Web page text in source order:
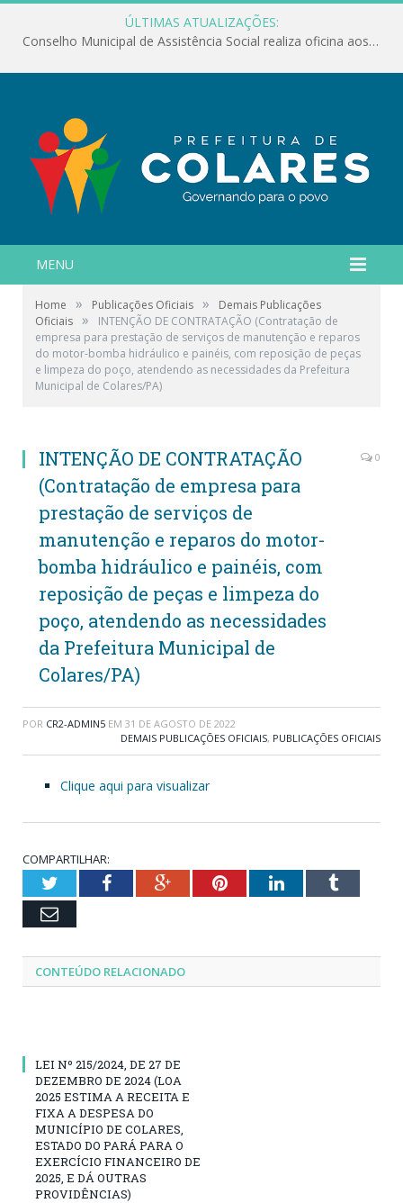
ÚLTIMAS ATUALIZAÇÕES:
Conselho Municipal de Assistência Social realiza oficina aos servidores
MENU
Home » Publicações Oficiais »
Demais Publicações
Oficiais »
INTENÇÃO DE CONTRATAÇÃO (Contratação de
empresa para prestação de serviços de manutenção e reparos
do motor-bomba hidráulico e painéis, com reposição de peças
e limpeza do poço, atendendo as necessidades da Prefeitura
Municipal de Colares/PA)
INTENÇÃO DE CONTRATAÇÃO
(Contratação de empresa para
prestação de serviços de
manutenção e reparos do motor-
bomba hidráulico e painéis, com
reposição de peças e limpeza do
poço, atendendo as necessidades
da Prefeitura Municipal de
Colares/PA)
0
POR CR2-ADMIN5 EM 31 DE AGOSTO DE 2022
DEMAIS PUBLICAÇÕES OFICIAIS, PUBLICAÇÕES OFICIAIS
Clique aqui para visualizar
COMPARTILHAR:
TwitterFacebookGoogle+PinterestLinkedInTumblr
Email
CONTEÚDO RELACIONADO
LEI Nº 215/2024, DE 27 DE
DEZEMBRO DE 2024 (LOA
2025 ESTIMA A RECEITA E
FIXA A DESPESA DO
MUNICÍPIO DE COLARES,
ESTADO DO PARÁ PARA O
EXERCÍCIO FINANCEIRO DE
2025, E DÁ OUTRAS
PROVIDÊNCIAS)